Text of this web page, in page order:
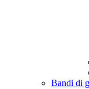
Bandi di